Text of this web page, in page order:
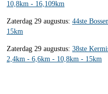
10,8km - 16,109km
Zaterdag 29 augustus: 44ste
15km
Zaterdag 29 augustus: 38ste
2,4km - 6,6km - 10,8km - 15km